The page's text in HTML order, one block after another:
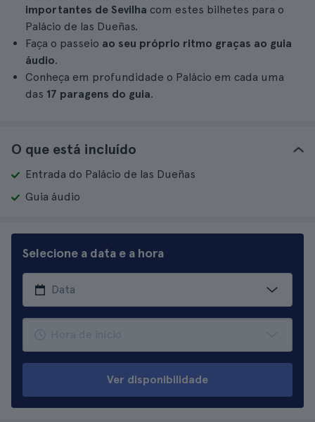
importantes de Sevilha com estes bilhetes para o
Palácio de las Dueñas.
Faça o passeio ao seu próprio ritmo graças ao guia
áudio.
Conheça em profundidade o Palácio em cada uma
das 17 paragens do guia.
O que está incluído
Entrada do Palácio de las Dueñas
Guia áudio
Selecione a data e a hora
Ver disponibilidade